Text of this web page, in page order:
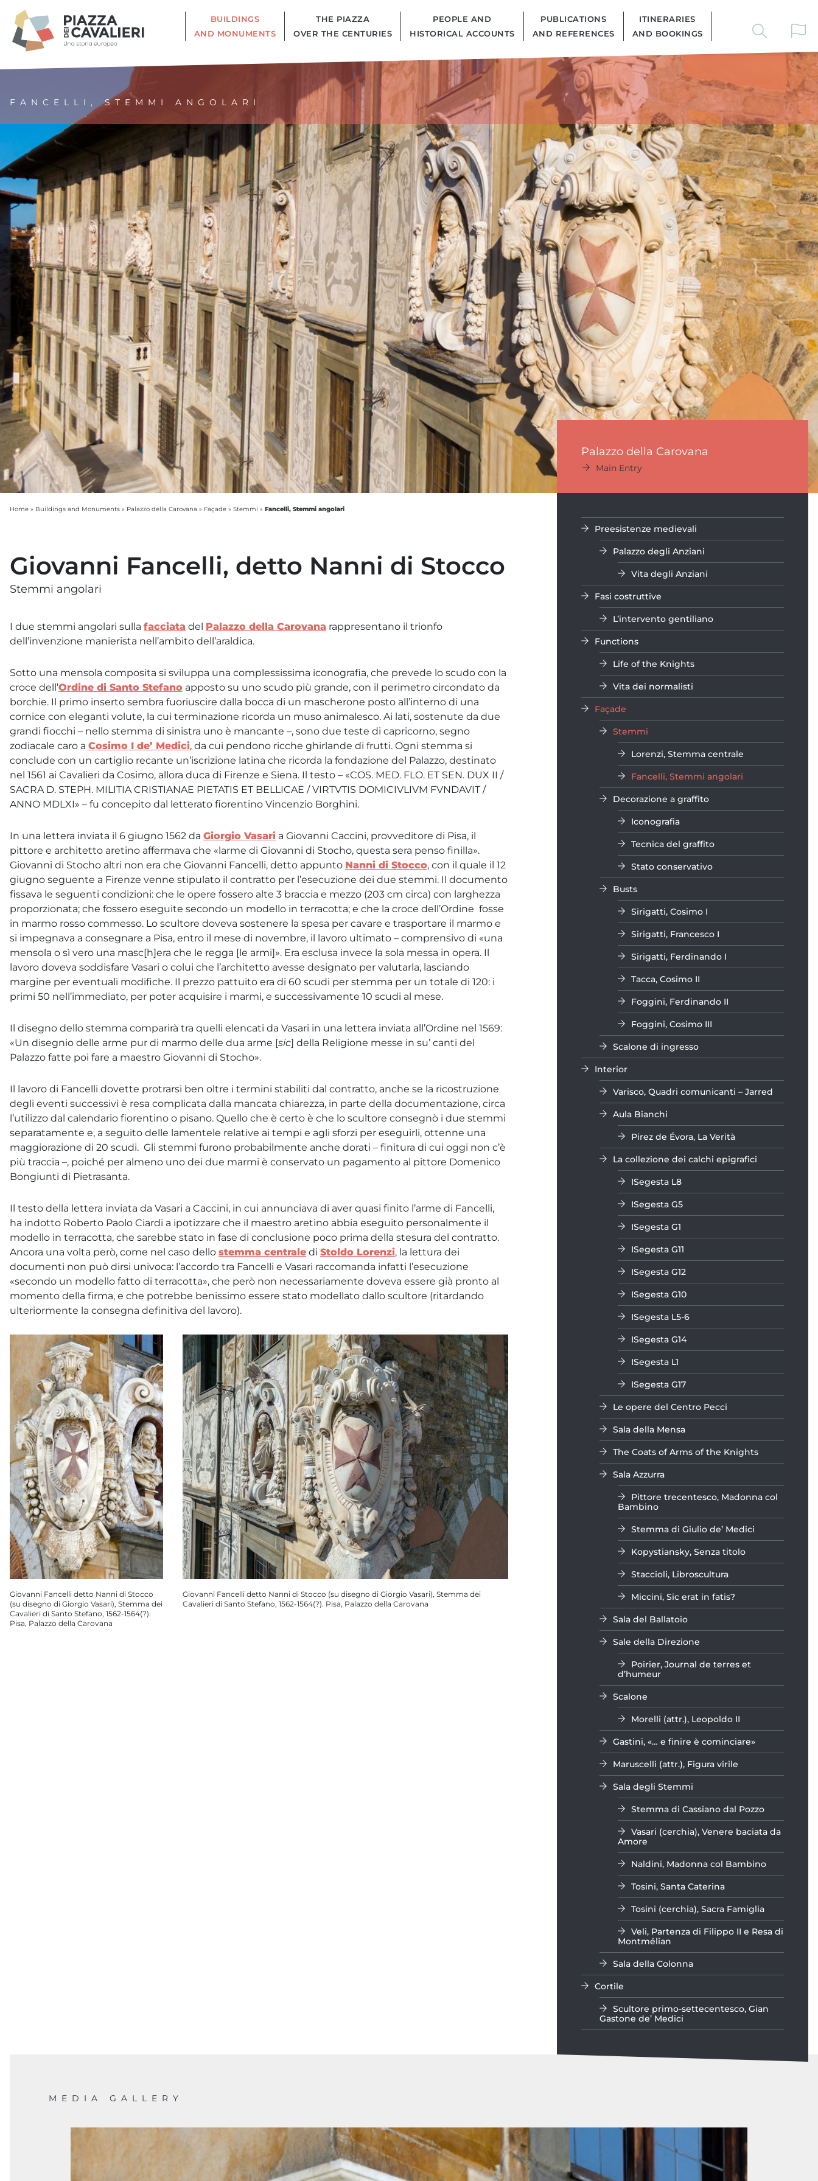
BUILDINGS
AND MONUMENTS
THE PIAZZA
OVER THE CENTURIES
PEOPLE AND
HISTORICAL ACCOUNTS
PUBLICATIONS
AND REFERENCES
ITINERARIES
AND BOOKINGS
FANCELLI, STEMMI ANGOLARI
Home » Buildings and Monuments » Palazzo della Carovana » Façade » Stemmi » Fancelli, Stemmi angolari
Giovanni Fancelli, detto Nanni di Stocco
Stemmi angolari
I due stemmi angolari sulla facciata del Palazzo della Carovana rappresentano il trionfo
dell’invenzione manierista nell’ambito dell’araldica.
Sotto una mensola composita si sviluppa una complessissima iconografia, che prevede lo scudo con la
croce dell’Ordine di Santo Stefano apposto su uno scudo più grande, con il perimetro circondato da
borchie. Il primo inserto sembra fuoriuscire dalla bocca di un mascherone posto all’interno di una
cornice con eleganti volute, la cui terminazione ricorda un muso animalesco. Ai lati, sostenute da due
grandi fiocchi – nello stemma di sinistra uno è mancante –, sono due teste di capricorno, segno
zodiacale caro a Cosimo I de’ Medici, da cui pendono ricche ghirlande di frutti. Ogni stemma si
conclude con un cartiglio recante un’iscrizione latina che ricorda la fondazione del Palazzo, destinato
nel 1561 ai Cavalieri da Cosimo, allora duca di Firenze e Siena. Il testo – «COS. MED. FLO. ET SEN. DUX II /
SACRA D. STEPH. MILITIA CRISTIANAE PIETATIS ET BELLICAE / VIRTVTIS DOMICIVLIVM FVNDAVIT /
ANNO MDLXI» – fu concepito dal letterato fiorentino Vincenzio Borghini.
In una lettera inviata il 6 giugno 1562 da Giorgio Vasari a Giovanni Caccini, provveditore di Pisa, il
pittore e architetto aretino affermava che «larme di Giovanni di Stocho, questa sera penso finilla».
Giovanni di Stocho altri non era che Giovanni Fancelli, detto appunto Nanni di Stocco, con il quale il 12
giugno seguente a Firenze venne stipulato il contratto per l’esecuzione dei due stemmi. Il documento
fissava le seguenti condizioni: che le opere fossero alte 3 braccia e mezzo (203 cm circa) con larghezza
proporzionata; che fossero eseguite secondo un modello in terracotta; e che la croce dell’Ordine fosse
in marmo rosso commesso. Lo scultore doveva sostenere la spesa per cavare e trasportare il marmo e
si impegnava a consegnare a Pisa, entro il mese di novembre, il lavoro ultimato – comprensivo di «una
mensola o sì vero una masc[h]era che le regga [le armi]». Era esclusa invece la sola messa in opera. Il
lavoro doveva soddisfare Vasari o colui che l’architetto avesse designato per valutarla, lasciando
margine per eventuali modifiche. Il prezzo pattuito era di 60 scudi per stemma per un totale di 120: i
primi 50 nell’immediato, per poter acquisire i marmi, e successivamente 10 scudi al mese.
Il disegno dello stemma comparirà tra quelli elencati da Vasari in una lettera inviata all’Ordine nel 1569:
«Un disegnio delle arme pur di marmo delle dua arme [sic] della Religione messe in su’ canti del
Palazzo fatte poi fare a maestro Giovanni di Stocho».
Il lavoro di Fancelli dovette protrarsi ben oltre i termini stabiliti dal contratto, anche se la ricostruzione
degli eventi successivi è resa complicata dalla mancata chiarezza, in parte della documentazione, circa
l’utilizzo dal calendario fiorentino o pisano. Quello che è certo è che lo scultore consegnò i due stemmi
separatamente e, a seguito delle lamentele relative ai tempi e agli sforzi per eseguirli, ottenne una
maggiorazione di 20 scudi. Gli stemmi furono probabilmente anche dorati – finitura di cui oggi non c’è
più traccia –, poiché per almeno uno dei due marmi è conservato un pagamento al pittore Domenico
Bongiunti di Pietrasanta.
Il testo della lettera inviata da Vasari a Caccini, in cui annunciava di aver quasi finito l’arme di Fancelli,
ha indotto Roberto Paolo Ciardi a ipotizzare che il maestro aretino abbia eseguito personalmente il
modello in terracotta, che sarebbe stato in fase di conclusione poco prima della stesura del contratto.
Ancora una volta però, come nel caso dellostemma centraledi Stoldo Lorenzi, la lettura dei
documenti non può dirsi univoca: l’accordo tra Fancelli e Vasari raccomanda infatti l’esecuzione
«secondo un modello fatto di terracotta», che però non necessariamente doveva essere già pronto al
momento della firma, e che potrebbe benissimo essere stato modellato dallo scultore (ritardando
ulteriormente la consegna definitiva del lavoro).
Giovanni Fancelli detto Nanni di Stocco
(su disegno di Giorgio Vasari), Stemma dei
Cavalieri di Santo Stefano, 1562-1564(?).
Pisa, Palazzo della Carovana
Giovanni Fancelli detto Nanni di Stocco (su disegno di Giorgio Vasari), Stemma dei
Cavalieri di Santo Stefano, 1562-1564(?). Pisa, Palazzo della Carovana
Palazzo della Carovana
Main Entry
Preesistenze medievali
Palazzo degli Anziani
Vita degli Anziani
Fasi costruttive
L’intervento gentiliano
Functions
Life of the Knights
Vita dei normalisti
Façade
Stemmi
Lorenzi, Stemma centrale
Fancelli, Stemmi angolari
Decorazione a graffito
Iconografia
Tecnica del graffito
Stato conservativo
Busts
Sirigatti, Cosimo I
Sirigatti, Francesco I
Sirigatti, Ferdinando I
Tacca, Cosimo II
Foggini, Ferdinando II
Foggini, Cosimo III
Scalone di ingresso
Interior
Varisco, Quadri comunicanti – Jarred
Aula Bianchi
Pirez de Évora, La Verità
La collezione dei calchi epigrafici
ISegesta L8
ISegesta G5
ISegesta G1
ISegesta G11
ISegesta G12
ISegesta G10
ISegesta L5-6
ISegesta G14
ISegesta L1
ISegesta G17
Le opere del Centro Pecci
Sala della Mensa
The Coats of Arms of the Knights
Sala Azzurra
Pittore trecentesco, Madonna col
Bambino
Stemma di Giulio de’ Medici
Kopystiansky, Senza titolo
Staccioli, Libroscultura
Miccini, Sic erat in fatis?
Sala del Ballatoio
Sale della Direzione
Poirier, Journal de terres et
d’humeur
Scalone
Morelli (attr.), Leopoldo II
Gastini, «… e finire è cominciare»
Maruscelli (attr.), Figura virile
Sala degli Stemmi
Stemma di Cassiano dal Pozzo
Vasari (cerchia), Venere baciata da
Amore
Naldini, Madonna col Bambino
Tosini, Santa Caterina
Tosini (cerchia), Sacra Famiglia
Veli, Partenza di Filippo II e Resa di
Montmélian
Sala della Colonna
Cortile
Scultore primo-settecentesco, Gian
Gastone de’ Medici
MEDIA GALLERY